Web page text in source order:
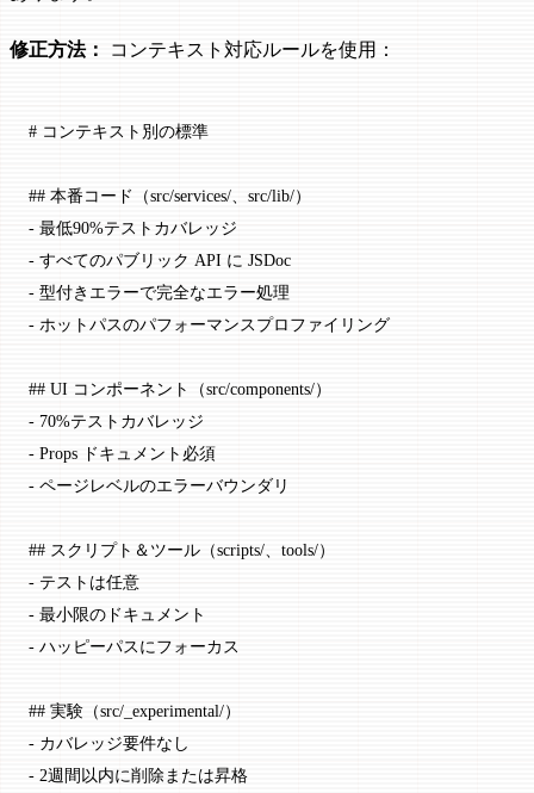
修正方法： コンテキスト対応ルールを使用：
# コンテキスト別の標準
## 本番コード（src/services/、src/lib/）
- 最低90%テストカバレッジ
- すべてのパブリック API に JSDoc
- 型付きエラーで完全なエラー処理
- ホットパスのパフォーマンスプロファイリング
## UI コンポーネント（src/components/）
- 70%テストカバレッジ
- Props ドキュメント必須
- ページレベルのエラーバウンダリ
## スクリプト＆ツール（scripts/、tools/）
- テストは任意
- 最小限のドキュメント
- ハッピーパスにフォーカス
## 実験（src/_experimental/）
- カバレッジ要件なし
- 2週間以内に削除または昇格